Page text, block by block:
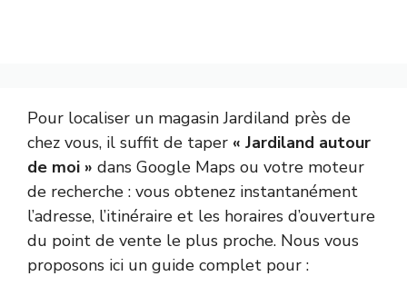
Pour localiser un magasin Jardiland près de
chez vous, il suffit de taper « Jardiland autour
de moi » dans Google Maps ou votre moteur
de recherche : vous obtenez instantanément
l’adresse, l’itinéraire et les horaires d’ouverture
du point de vente le plus proche. Nous vous
proposons ici un guide complet pour :